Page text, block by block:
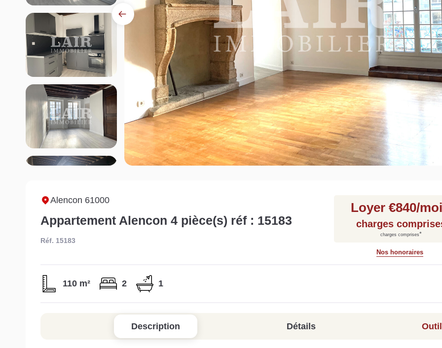
Alencon 61000
Appartement Alencon 4 pièce(s) réf : 15183
Réf. 15183
Loyer €840/
charges
charges comprises*
Nos honoraires
110 m² 2 1
Description Détails